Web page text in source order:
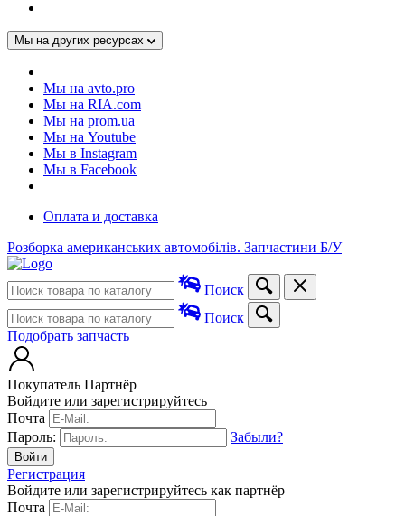
Мы на других ресурсах
Мы на avto.pro
Мы на RIA.com
Мы на prom.ua
Мы на Youtube
Мы в Instagram
Мы в Facebook
Оплата и доставка
Розборка американських автомобілів. Запчастини Б/У
Поиск
Поиск
Подобрать запчасть
Покупатель Партнёр
Войдите или зарегистрируйтесь
Почта
Пароль:
Забыли?
Регистрация
Войдите или зарегистрируйтесь как партнёр
Почта